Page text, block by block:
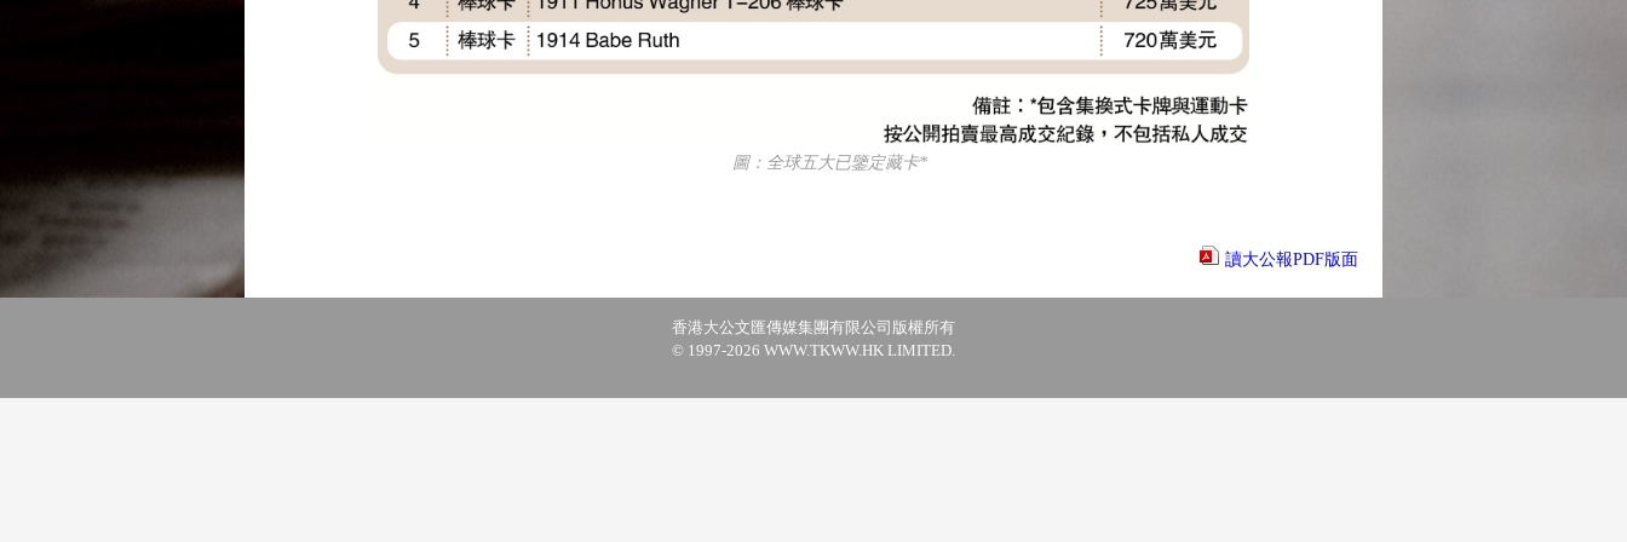
圖：全球五大已鑒定藏卡*
讀大公報PDF版面
香港大公文匯傳媒集團有限公司版權所有
© 1997-2026 WWW.TKWW.HK LIMITED.